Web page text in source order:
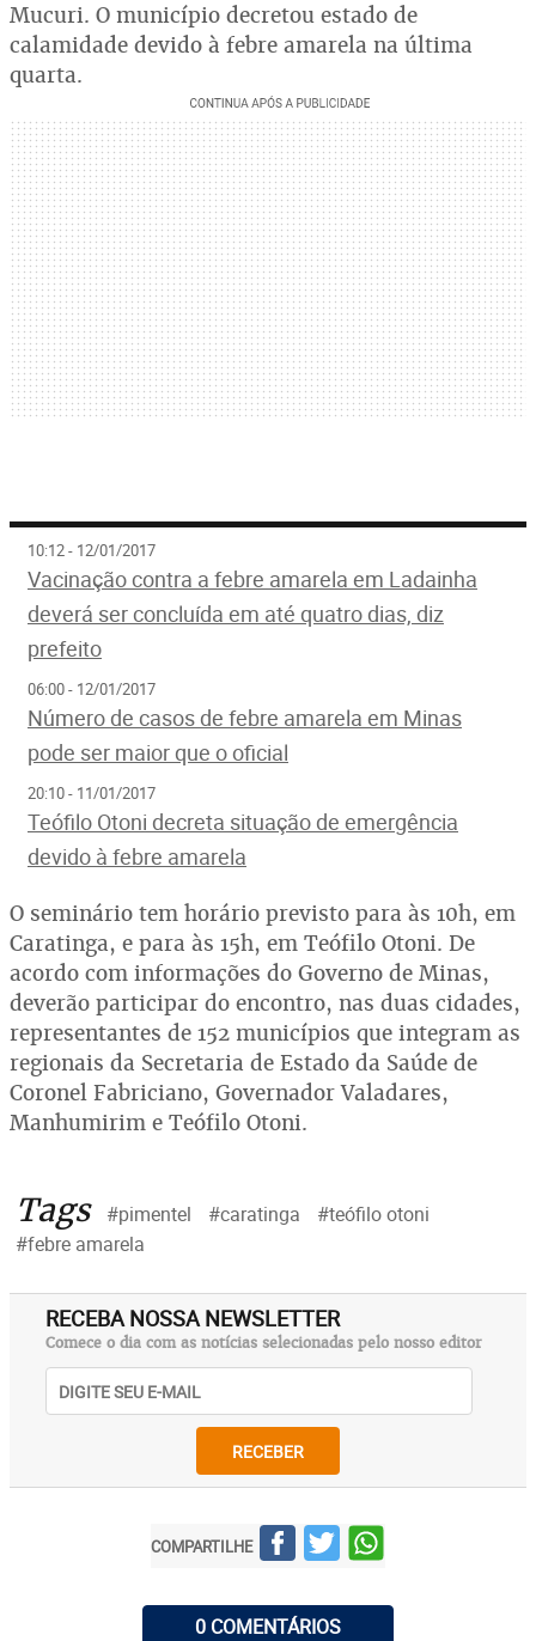
Mucuri. O município decretou estado de
calamidade devido à febre amarela na última
quarta.
10:12 - 12/01/2017
Vacinação contra a febre amarela em Ladainha
deverá ser concluída em até quatro dias, diz
prefeito
06:00 - 12/01/2017
Número de casos de febre amarela em Minas
pode ser maior que o oficial
20:10 - 11/01/2017
Teófilo Otoni decreta situação de emergência
devido à febre amarela
O seminário tem horário previsto para às 10h, em
Caratinga, e para às 15h, em Teófilo Otoni. De
acordo com informações do Governo de Minas,
deverão participar do encontro, nas duas cidades,
representantes de 152 municípios que integram as
regionais da Secretaria de Estado da Saúde de
Coronel Fabriciano, Governador Valadares,
Manhumirim e Teófilo Otoni.
Tags #pimentel #caratinga
#teófilo otoni
#febre amarela
RECEBA NOSSA NEWSLETTER
Comece o dia com as notícias selecionadas pelo nosso editor
RECEBER
COMPARTILHE
0 COMENTÁRIOS